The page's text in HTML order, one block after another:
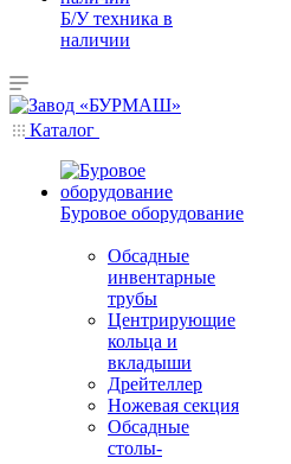
Б/У техника в
наличии
Каталог
Буровое оборудование
Обсадные
инвентарные
трубы
Центрирующие
кольца и
вкладыши
Дрейтеллер
Ножевая секция
Обсадные
столы-